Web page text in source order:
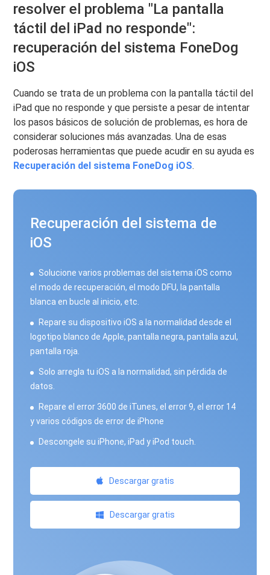
resolver el problema "La pantalla
táctil del iPad no responde":
recuperación del sistema FoneDog
iOS
Cuando se trata de un problema con la pantalla táctil del
iPad que no responde y que persiste a pesar de intentar
los pasos básicos de solución de problemas, es hora de
considerar soluciones más avanzadas. Una de esas
poderosas herramientas que puede acudir en su ayuda es
Recuperación del sistema FoneDog iOS.
Recuperación del sistema de
iOS
Solucione varios problemas del sistema iOS como
el modo de recuperación, el modo DFU, la pantalla
blanca en bucle al inicio, etc.
Repare su dispositivo iOS a la normalidad desde el
logotipo blanco de Apple, pantalla negra, pantalla azul,
pantalla roja.
Solo arregla tu iOS a la normalidad, sin pérdida de
datos.
Repare el error 3600 de iTunes, el error 9, el error 14
y varios códigos de error de iPhone
Descongele su iPhone, iPad y iPod touch.
Descargar gratis
Descargar gratis